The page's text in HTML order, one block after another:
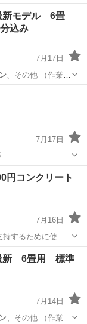
無料駐車場あり
市》 人気の
モデル 6畳
込み
7月17日
、その他 （作業員
7月17日
…
円コンクリート
7月16日
するために使
リートブロック
新 6畳用 標準
7月14日
、その他 （作業員